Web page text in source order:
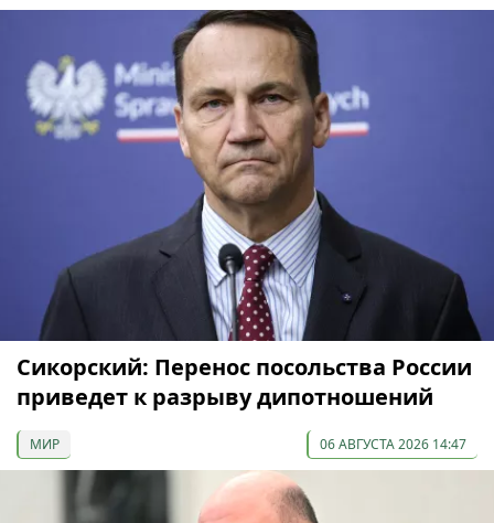
Сикорский: Перенос посольства России
приведет к разрыву дипотношений
МИР 06 АВГУСТА 2026 14:47